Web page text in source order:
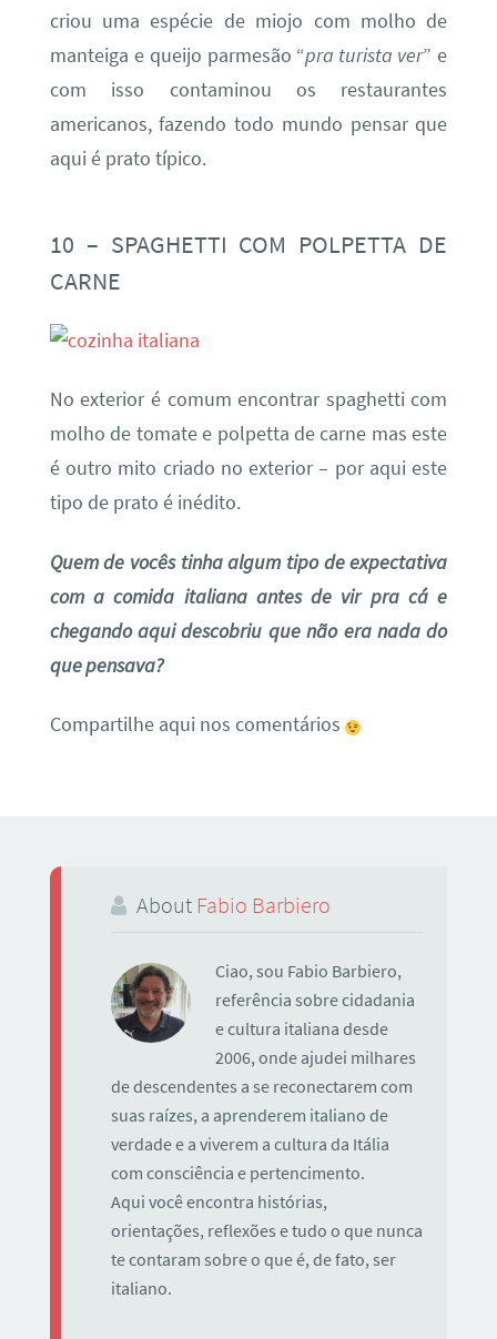
criou uma espécie de miojo com molho de
manteiga e queijo parmesão “pra turista ver” e
com isso contaminou os restaurantes
americanos, fazendo todo mundo pensar que
aqui é prato típico.
10 – SPAGHETTI COM POLPETTA DE
CARNE
No exterior é comum encontrar spaghetti com
molho de tomate e polpetta de carne mas este
é outro mito criado no exterior – por aqui este
tipo de prato é inédito.
Quem de vocês tinha algum tipo de expectativa
com a comida italiana antes de vir pra cá e
chegando aqui descobriu que não era nada do
que pensava?
Compartilhe aqui nos comentários
About Fabio Barbiero
Ciao, sou Fabio Barbiero,
referência sobre cidadania
e cultura italiana desde
2006, onde ajudei milhares
de descendentes a se reconectarem com
suas raízes, a aprenderem italiano de
verdade e a viverem a cultura da Itália
com consciência e pertencimento.
Aqui você encontra histórias,
orientações, reflexões e tudo o que nunca
te contaram sobre o que é, de fato, ser
italiano.